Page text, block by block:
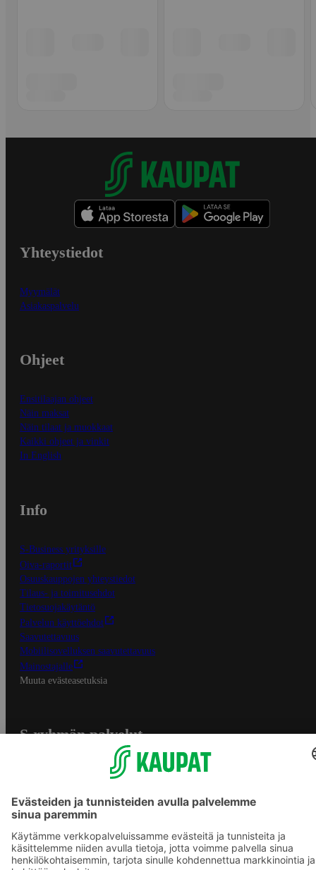
Yhteystiedot
Myymälät
Asiakaspalvelu
Ohjeet
Ensitilaajan ohjeet
Näin maksat
Näin tilaat ja muokkaat
Kaikki ohjeet ja vinkit
In English
Info
S-Business yrityksille
Oiva-raportit
Osuuskauppojen yhteystiedot
Tilaus- ja toimitusehdot
Tietosuojakäytäntö
Palvelun käyttöehdot
Saavutettavuus
Mobiilisovelluksen saavutettavuus
Mainostajalle
Muuta evästeasetuksia
S-ryhmän palvelut
Yhteishyvä Ruoka -sovellus
S-ostoslista -sovellus
Prisma.fi
Sokos.fi